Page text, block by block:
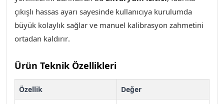
çıkışlı hassas ayarı sayesinde kullanıcıya kurulumda
büyük kolaylık sağlar ve manuel kalibrasyon zahmetini
ortadan kaldırır.
Ürün Teknik Özellikleri
Özellik Değer